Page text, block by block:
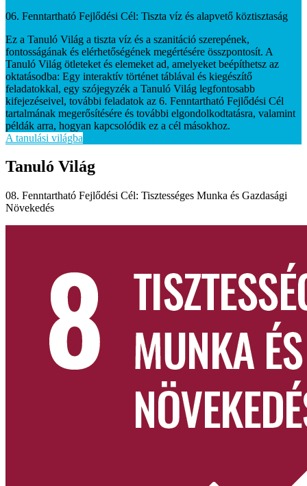
06. Fenntartható Fejlődési Cél: Tiszta víz és alapvető köztisztaság
Ez a Tanuló Világ a tiszta víz és a szanitáció szerepének,
fontosságának és elérhetőségének megértésére összpontosít. A
Tanuló Világ ötleteket és elemeket ad, amelyeket beépíthetsz az
oktatásodba: Egy interaktív történet táblával és kiegészítő
feladatokkal, egy szójegyzék a Tanuló Világ legfontosabb
kifejezéseivel, további feladatok az 6. Fenntartható Fejlődési Cél
tartalmának megerősítésére és további elgondolkodtatásra, valamint
példák arra, hogyan kapcsolódik ez a cél másokhoz.
A tanulási világba
Tanuló Világ
08. Fenntartható Fejlődési Cél: Tisztességes Munka és Gazdasági
Növekedés